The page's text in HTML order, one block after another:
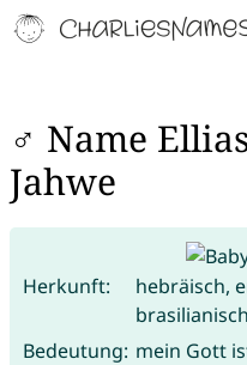
♂ Name
Jahwe
Herkunft:
hebräisch,
brasilianisch
Bedeutung: mein Gott